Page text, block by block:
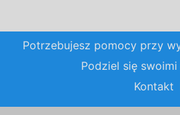
Potrzebujesz pomocy przy
Podziel się
Kontakt